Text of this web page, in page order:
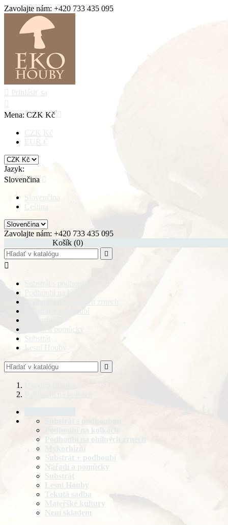
Zavolajte nám: +420 733 435 095
Prihlásiť sa
Mena: CZK Kč
CZK Kč
EUR €
Jazyk:
Slovenčina
Slovenčina
Čeština
Zavolajte nám: +420 733 435 095
Košík (0)


Podhoubí na obilných zrnech
Substrát + podhoubí
Nářadí a pomůcky
Substrát
Lesní Houby

Podhoubí na kolkách
Podhoubí na obilných zrnech
Mykorhizní
Substrát + podhoubí
Nářadí a pomůcky
Substrát
Lesní Houby
Tekutá sadba
Mateřšké kultury
Není skladem